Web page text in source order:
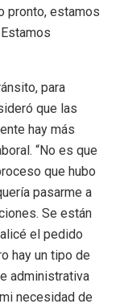
pronto, estamos
para
que las
hay más
“No es que
que hubo
pasarme a
Se están
el pedido
hay un tipo de
administrativa
necesidad de